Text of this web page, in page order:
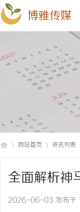
博雅传媒
网站首页 资讯列表
全面解析神
2026-06-03 发布于